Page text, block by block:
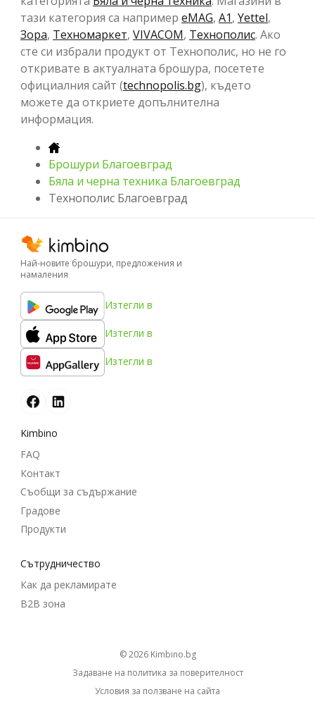
тази категория са например eMAG, A1, Yettel,
Зора, Техномаркет, VIVACOM, Технополис. Ако
сте си избрали продукт от Технополис, но не го
откривате в актуалната брошура, посетете
официалния сайт (technopolis.bg), където
можете да откриете допълнителна
информация.
Брошури Благоевград
Бяла и черна техника Благоевград
Технополис Благоевград
Най-новите брошури, предложения и
намаления
Изтегли в
Изтегли в
Изтегли в
Kimbino
FAQ
Контакт
Съобщи за съдържание
Градове
Продукти
Cътрудничество
Как да рекламирате
B2B зона
© 2026 kimbino.bg
Задаване на политика за поверителност
Условия за ползване на сайта